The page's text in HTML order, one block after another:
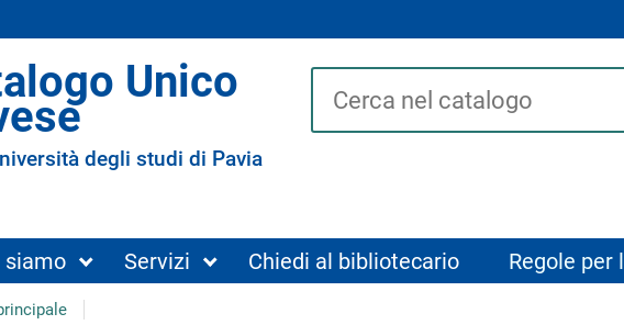
Unico
degli studi di Pavia
Cerca su "Catalogo"
siamo Servizi Chiedi al bibliotecario Regole per